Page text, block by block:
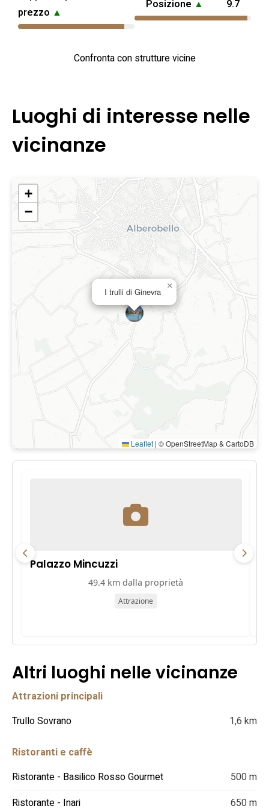
prezzo ▲
Posizione ▲ 9.7
Confronta con strutture vicine
Luoghi di interesse nelle
vicinanze
I trulli di Ginevra
×
+
−
Leaflet | © OpenStreetMap & CartoDB
Palazzo Mincuzzi
49.4 km dalla proprietà
Attrazione
Altri luoghi nelle vicinanze
Attrazioni principali
Trullo Sovrano
1,6 km
Ristoranti e caffè
Ristorante - Basilico Rosso Gourmet
500 m
Ristorante - Inari
650 m